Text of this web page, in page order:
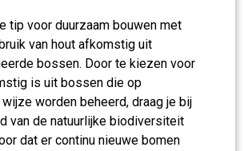
tip voor duurzaam bouwen met
van hout afkomstig uit
bossen. Door te kiezen voor
is uit bossen die op
worden beheerd, draag je bij
van de natuurlijke biodiversiteit
dat er continu nieuwe bomen